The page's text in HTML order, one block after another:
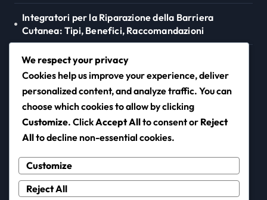
Integratori per la Riparazione della Barriera
Cutanea: Tipi, Benefici, Raccomandazioni
Barriera Cutanea e Infiammazione: Cause, Effetti,
Trattamenti
neurowork.net
We respect your privacy
Cookies help us improve your experience, deliver
personalized content, and analyze traffic. You can
choose which cookies to allow by clicking
Customize. ClickAccept Allto consent or Reject
Allto decline non-essential cookies.
Customize
Reject All